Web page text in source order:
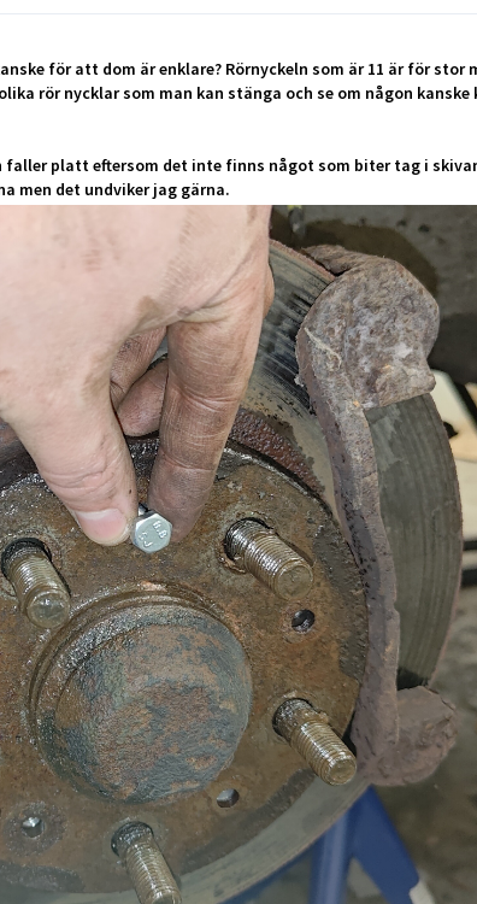
för att dom är enklare? Rörnyckeln som är 11 är för stor
rör nycklar som man kan stänga och se om någon
faller platt eftersom det inte finns något som biter tag i
men det undviker jag gärna.